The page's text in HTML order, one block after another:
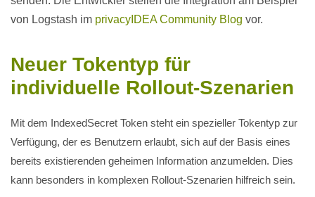
von Logstash im privacyIDEA Community Blog vor.
Neuer Tokentyp für
individuelle Rollout-Szenarien
Mit dem IndexedSecret Token steht ein spezieller Tokentyp zur
Verfügung, der es Benutzern erlaubt, sich auf der Basis eines
bereits existierenden geheimen Information anzumelden. Dies
kann besonders in komplexen Rollout-Szenarien hilfreich sein.